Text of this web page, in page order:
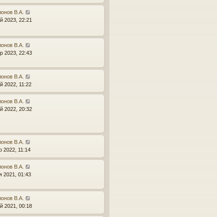
В.А.
2023, 22:21
В.А.
2023, 22:43
В.А.
2022, 11:22
В.А.
2022, 20:32
В.А.
2022, 11:14
В.А.
2021, 01:43
В.А.
2021, 00:18